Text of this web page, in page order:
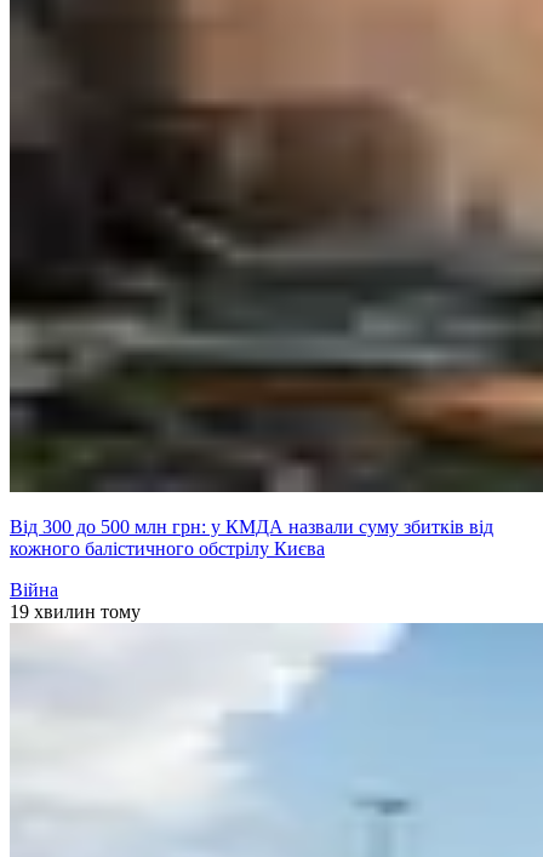
Від 300 до 500 млн грн: у КМДА назвали суму збитків від
кожного балістичного обстрілу Києва
Війна
19 хвилин тому